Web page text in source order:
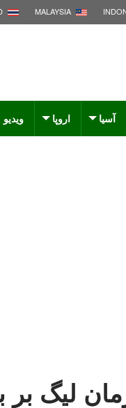
MALAYSIA
آسیا اروپا ویدیو
لیگ بر